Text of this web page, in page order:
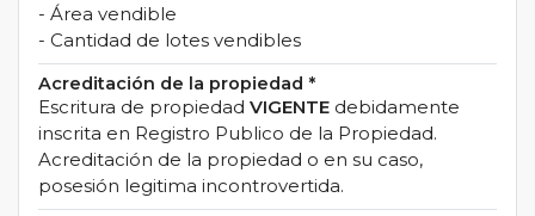
- Área vendible
- Cantidad de lotes vendibles
Acreditación de la propiedad *
Escritura de propiedad VIGENTE debidamente
inscrita en Registro Publico de la Propiedad.
Acreditación de la propiedad o en su caso,
posesión legitima incontrovertida.